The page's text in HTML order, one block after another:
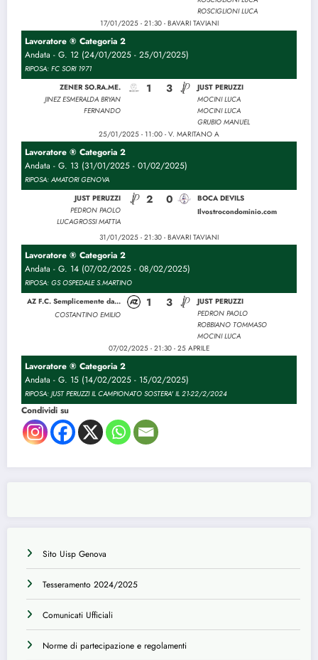
Sito Uisp Genova
Tesseramento 2024/2025
Comunicati Ufficiali
Norme di partecipazione e regolamenti
ROSCIGLIONI LUCA
17/01/2025 - 21:30 - BAVARI TAVIANI
Lavoratore ® Categoria 2
Andata - G. 12 (24/01/2025 - 25/01/2025)
RIPOSA: FC SORI 1971
ZENER SO.RA.ME.
JINEZ ESMERALDA BRYAN
FERNANDO
1 3
JUST PERUZZI
MOCINI LUCA
MOCINI LUCA
GRUBIO MANUEL
25/01/2025 - 11:00 - V. MARITANO A
Lavoratore ® Categoria 2
Andata - G. 13 (31/01/2025 - 01/02/2025)
RIPOSA: AMATORI GENOVA
JUST PERUZZI
PEDRON PAOLO
LUCAGROSSI MATTIA
2 0
BOCA DEVILS
Ilvostrocondominio.com
31/01/2025 - 21:30 - BAVARI TAVIANI
Lavoratore ® Categoria 2
Andata - G. 14 (07/02/2025 - 08/02/2025)
RIPOSA: GS OSPEDALE S.MARTINO
AZ F.C. Semplicemente da...
COSTANTINO EMILIO
1 3
JUST PERUZZI
PEDRON PAOLO
ROBBIANO TOMMASO
MOCINI LUCA
07/02/2025 - 21:30 - 25 APRILE
Lavoratore ® Categoria 2
Andata - G. 15 (14/02/2025 - 15/02/2025)
RIPOSA: JUST PERUZZI IL CAMPIONATO SOSTERA' IL 21-22/2/2024
Condividi su